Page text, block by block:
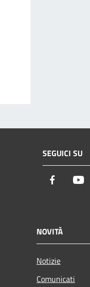
SEGUICI SU
Facebook
NOVITÀ
Notizie
Comunicati